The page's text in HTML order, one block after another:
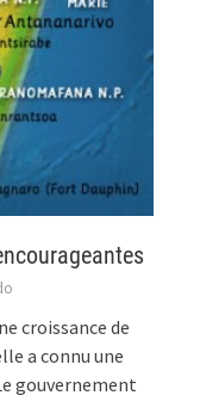
croissance de
a connu une
gouvernement